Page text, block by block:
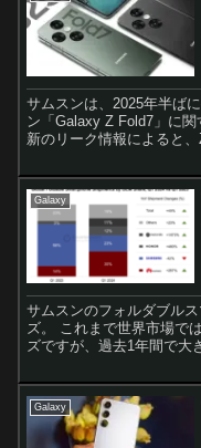
サムスンは、2025年半ば
ン「Galaxy Z Fold7」に
新のリーク情報によると
Galaxy
サムスンのフォルダブル
ズ。 これまで世界市場で
ズですが、過去1年間で大
Galaxy